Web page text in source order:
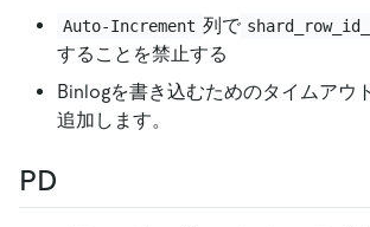
Auto-Increment 列で
することを禁止する
Binlogを書き込むためのタイムアウ
追加します。
PD